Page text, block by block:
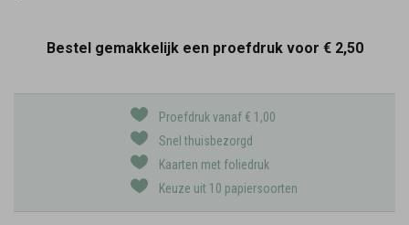
Bestel gemakkelijk een proefdruk voor € 2,50
Proefdruk vanaf € 1,00
Snel thuisbezorgd
Kaarten met foliedruk
Keuze uit 10 papiersoorten